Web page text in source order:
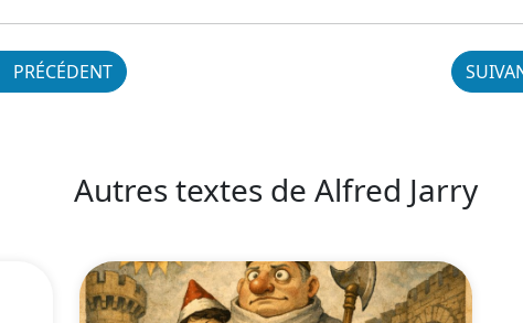
PRÉCÉDENT
Autres textes de Alfred Jarry